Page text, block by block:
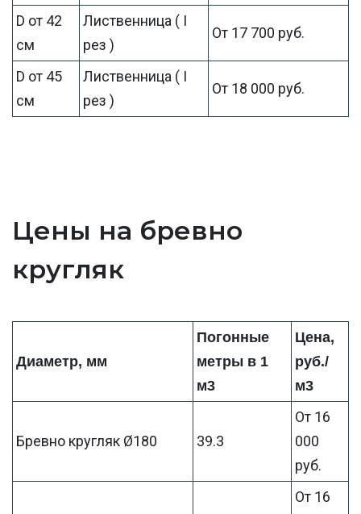
D от 42
см
Лиственница ( I
рез )
От 17 700 руб.
D от 45
см
Лиственница ( I
рез )
От 18 000 руб.
Цены на бревно
кругляк
Диаметр, мм
Погонные
метры в 1
м3
Цена,
руб./
м3
Бревно кругляк Ø180 39.3
От 16
000
руб.
От 16